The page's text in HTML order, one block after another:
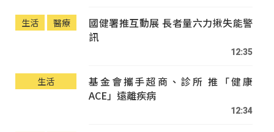
生活 醫療
國健署推互動展 長者量六力揪失能警
訊
12:35
生活
基金會攜手超商、診所 推「健康
ACE」遠離疾病
12:34